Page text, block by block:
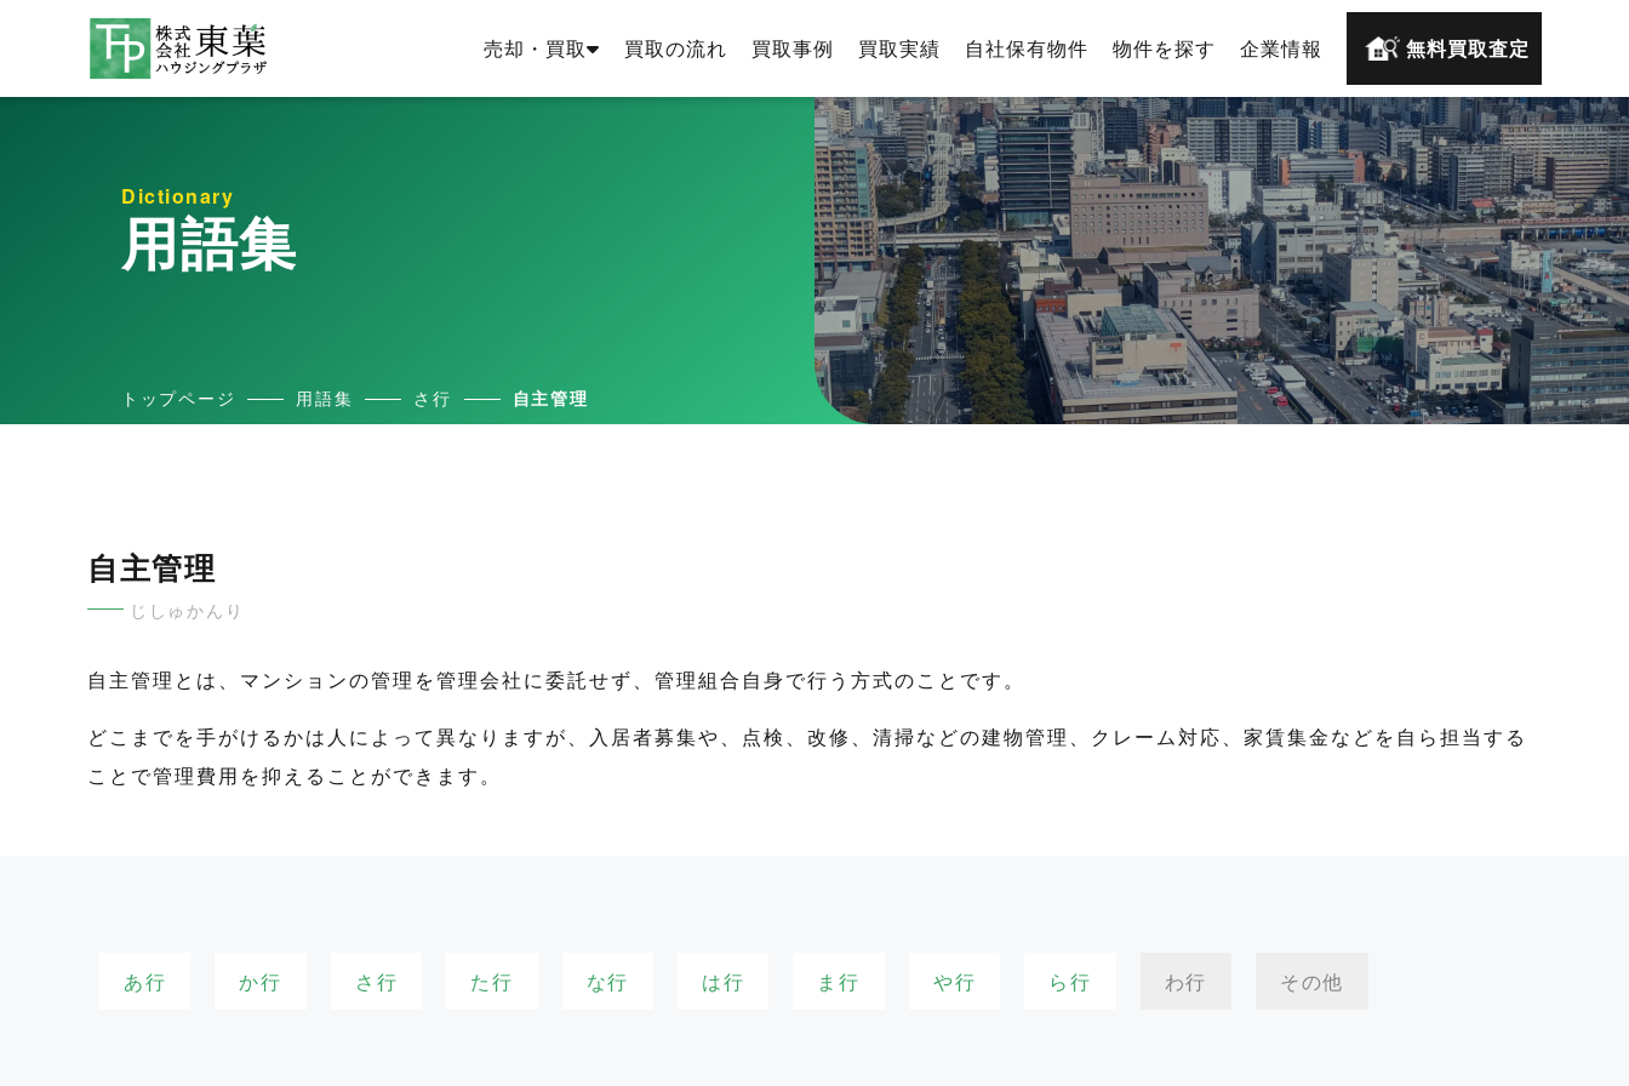
売却・買取 買取の流れ 買取事例 買取実績 自社保有物件 物件を探す 企業情報 無料買取査定
Dictionary
用語集
トップページ 用語集 さ行 自主管理
自主管理
じしゅかんり
自主管理とは、マンションの管理を管理会社に委託せず、管理組合自身で行う方式のことです。
どこまでを手がけるかは人によって異なりますが、入居者募集や、点検、改修、清掃などの建物管理、クレーム対応、家賃集金などを自ら担当する
ことで管理費用を抑えることができます。
あ行 か行 さ行 た行 な行 は行 ま行 や行 ら行 わ行 その他